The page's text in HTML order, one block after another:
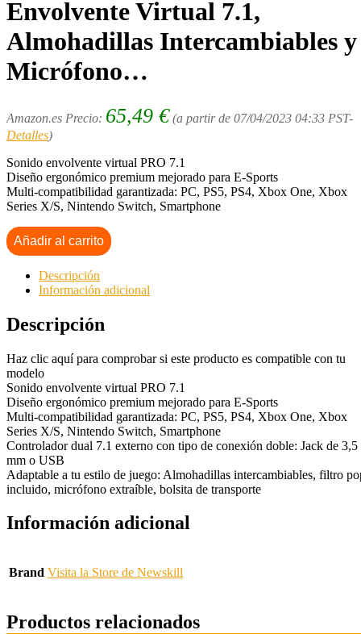
Envolvente Virtual 7.1,
Almohadillas Intercambiables y
Micrófono…
Amazon.es Precio: 65,49 € (a partir de 07/04/2023 04:33 PST-
Detalles)
Sonido envolvente virtual PRO 7.1
Diseño ergonómico premium mejorado para E-Sports
Multi-compatibilidad garantizada: PC, PS5, PS4, Xbox One, Xbox
Series X/S, Nintendo Switch, Smartphone
Añadir al carrito
Descripción
Información adicional
Descripción
Haz clic aquí para comprobar si este producto es compatible con tu
modelo
Sonido envolvente virtual PRO 7.1
Diseño ergonómico premium mejorado para E-Sports
Multi-compatibilidad garantizada: PC, PS5, PS4, Xbox One, Xbox
Series X/S, Nintendo Switch, Smartphone
Controlador dual 7.1 externo con tipo de conexión doble: Jack de 3,5
mm o USB
Adaptable a tu estilo de juego: Almohadillas intercambiables, filtro
incluido, micrófono extraíble, bolsita de transporte
Información adicional
Brand Visita la Store de Newskill
Productos relacionados